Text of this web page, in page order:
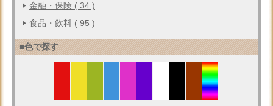
金融・保険 ( 34 )
食品・飲料 ( 95 )
■色で探す